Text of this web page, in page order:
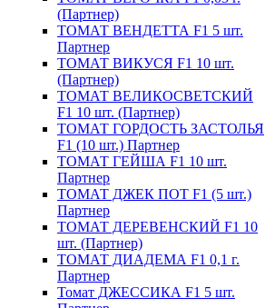
(Партнер)
ТОМАТ ВЕНДЕТТА F1 5 шт.
Партнер
ТОМАТ ВИКУСЯ F1 10 шт.
(Партнер)
ТОМАТ ВЕЛИКОСВЕТСКИЙ
F1 10 шт. (Партнер)
ТОМАТ ГОРДОСТЬ ЗАСТОЛЬЯ
F1 (10 шт.) Партнер
ТОМАТ ГЕЙША F1 10 шт.
Партнер
ТОМАТ ДЖЕК ПОТ F1 (5 шт.)
Партнер
ТОМАТ ДЕРЕВЕНСКИЙ F1 10
шт. (Партнер)
ТОМАТ ДИАДЕМА F1 0,1 г.
Партнер
Томат ДЖЕССИКА F1 5 шт.